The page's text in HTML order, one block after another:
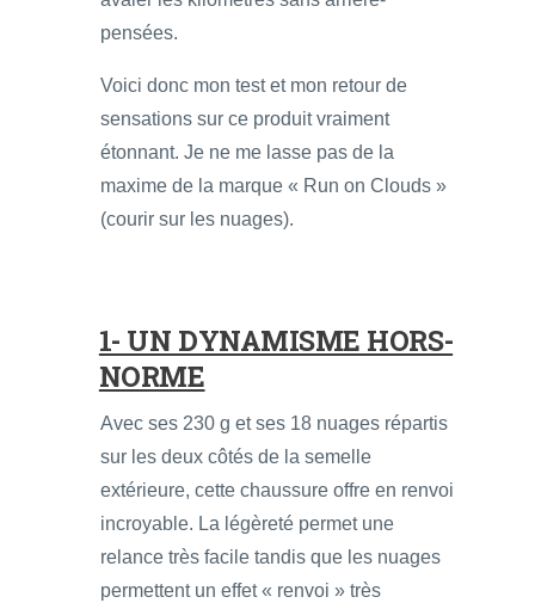
pensées.
Voici donc mon test et mon retour de
sensations sur ce produit vraiment
étonnant. Je ne me lasse pas de la
maxime de la marque « Run on Clouds »
(courir sur les nuages).
1- UN DYNAMISME HORS-
NORME
Avec ses 230 g et ses 18 nuages répartis
sur les deux côtés de la semelle
extérieure, cette chaussure offre en renvoi
incroyable. La légèreté permet une
relance très facile tandis que les nuages
permettent un effet « renvoi » très